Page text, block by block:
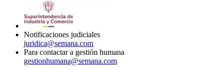
Notificaciones judiciales
juridica@semana.com
Para contactar a gestión humana
gestionhumana@semana.com